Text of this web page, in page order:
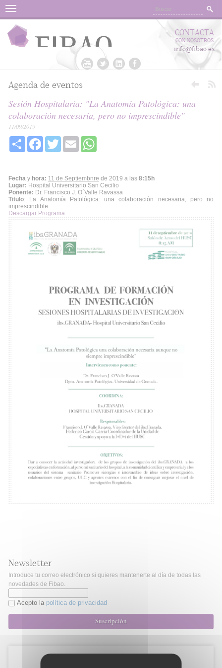
Menu
CONTACTA
CON NOSOTROS
info@fibao.es
Agenda de eventos
Sesión Hospitalaria: "La Anatomía Patológica: una
colaboración necesaria, pero no imprescindible"
11/09/2019
Share FacebookTwitter Email
Fecha y hora: 11 de Septiembnre de 2019 a las 8:15h
Lugar: Hospital Universitario San Cecilio
Ponente: Dr. Francisco J. O´Valle Ravassa
Titulo: La Anatomía Patológica: una colaboración necesaria, pero no
imprescindible
Descargar Programa
Newsletter
Introduce tu correo electrónico si quieres mantenerte al día de todas las
novedades de Fibao.
Acepto la política de privacidad
Suscripción